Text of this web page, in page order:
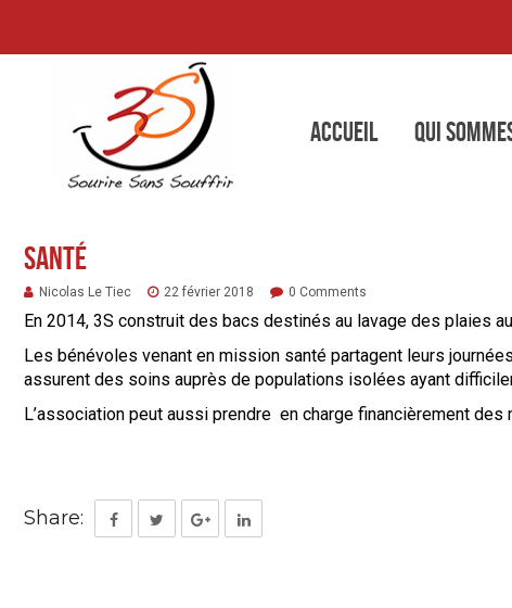
Accueil Qui
Santé
Nicolas Le Tiec 22 février 2018 0 Comments
En 2014, 3S construit des bacs destinés au lavage des plaies
Les bénévoles venant en mission santé partagent leurs
assurent des soins auprès de populations isolées ayant
L’association peut aussi prendre en charge financièrement
Share: